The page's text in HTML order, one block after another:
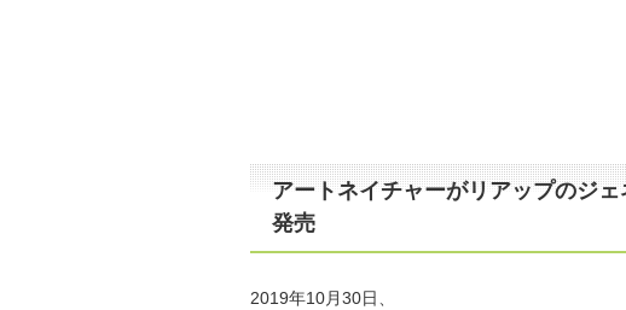
アートネイチャーがリアップのジ
発売
2019年10月30日、